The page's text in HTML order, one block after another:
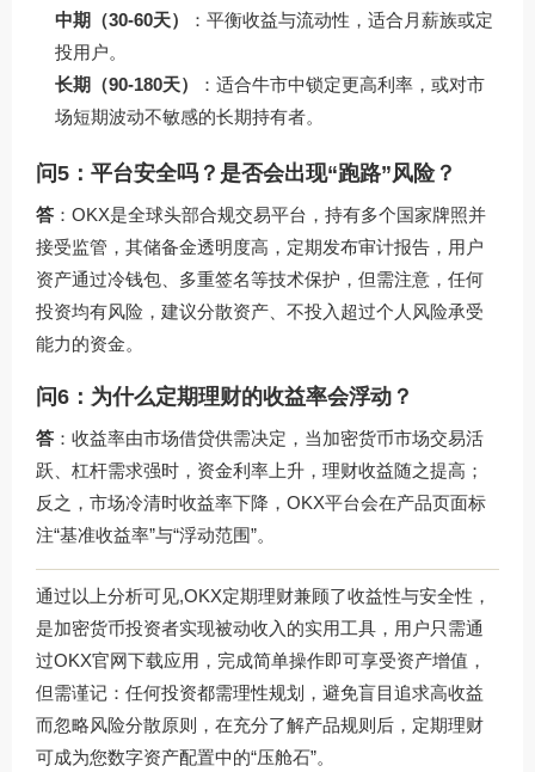
中期（30-60天）
：平衡收益与流动性，适合月薪族或定
投用户。
长期（90-180天）
：适合牛市中锁定更高利率，或对市
场短期波动不敏感的长期持有者。
问5：平台安全吗？是否会出现“跑路”风险？
答 ：OKX是全球头部合规交易平台，持有多个国家牌照并
接受监管，其储备金透明度高，定期发布审计报告，用户
资产通过冷钱包、多重签名等技术保护，但需注意，任何
投资均有风险，建议分散资产、不投入超过个人风险承受
能力的资金。
问6：为什么定期理财的收益率会浮动？
答 ：收益率由市场借贷供需决定，当加密货币市场交易活
跃、杠杆需求强时，资金利率上升，理财收益随之提高；
反之，市场冷清时收益率下降，OKX平台会在产品页面标
注“基准收益率”与“浮动范围”。
通过以上分析可见,OKX定期理财兼顾了收益性与安全性，
是加密货币投资者实现被动收入的实用工具，用户只需通
过OKX官网下载应用，完成简单操作即可享受资产增值，
但需谨记：任何投资都需理性规划，避免盲目追求高收益
而忽略风险分散原则，在充分了解产品规则后，定期理财
可成为您数字资产配置中的“压舱石”。